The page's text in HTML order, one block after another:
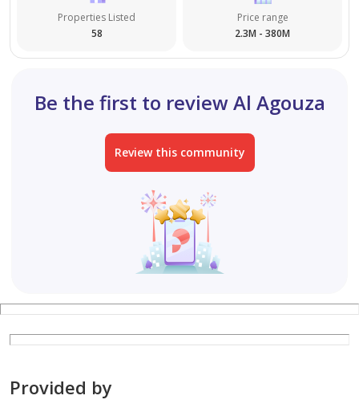
Properties Listed
58
Price range
2.3M - 380M
Be the first to review Al Agouza
Review this community
Provided by